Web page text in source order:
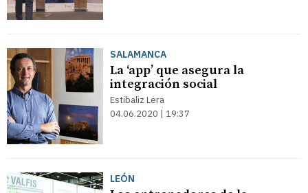
SALAMANCA
La ‘app’ que asegura la
integración social
Estibaliz Lera
04.06.2020 | 19:37
LEÓN